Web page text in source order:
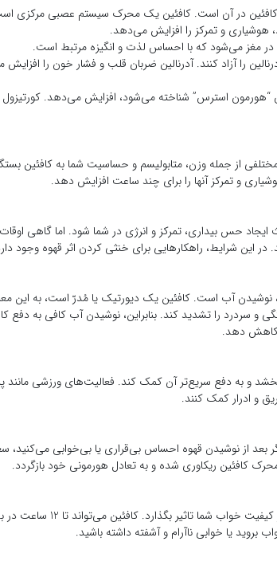
کافئین در آن است. کافئین یک محرک سیستم عصبی مرکزی
و تمرکز را افزایش می‌دهد.
مغز می‌شود که با احساس لذت و انگیزه مرتبط است.
را آزاد کنند. آدرنالین ضربان قلب و فشار خون را
“هورمون استرس” شناخته می‌شود، افزایش می‌دهد.
از جمله وزن، متابولیسم و حساسیت شما به کافئین
ایجاد حس بیداری، تمرکز و انرژی در شما شود. اما گاهی
این شرایط، راهکارهایی برای خنثی کردن اثر قهوه وجود
نوشیدن آب است. کافئین یک دیورتیک یا مُدرّ است، به این
سردرد را تشدید کند. بنابراین، نوشیدن آب کافی به دفع
کاهش دهد.
و به دفع سریع‌تر آن کمک کند. فعالیت‌های ورزشی مانند
و ادرار کمک کنند.
بعد از نوشیدن قهوه احساس بی‌قراری یا بی‌خوابی می‌کنید،
کافئین ریکاوری شده و به تعادل هورمونی خود بازگردد.
مصرف قهوه در ساعات پایانی روز
یا خوابی ناآرام و آشفته داشته باشید.